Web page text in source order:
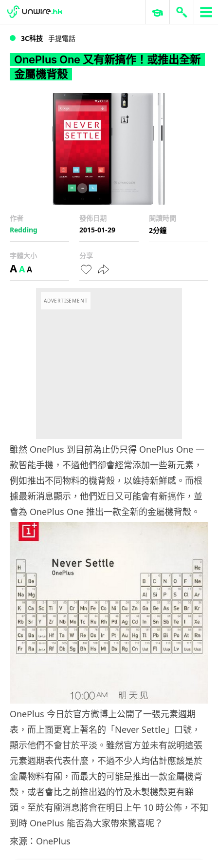
WWDC 2026 ERP 與商業 AI
3C科技 手提電話
OnePlus One 又有新搞作！或推出全新
金屬機背殼
作者
Redding
發佈日期
2015-01-29
閱讀時間
2分鐘
字體大小
AAA
分享
ADVERTISEMENT
雖然 OnePlus 到目前為止仍只得 OnePlus One 一
款智能手機，不過他們卻會經常添加一些新元素，
例如推出不同物料的機背殼，以維持新鮮感。而根
據最新消息顯示，他們近日又可能會有新搞作，並
會為 OnePlus One 推出一款全新的金屬機背殼。
OnePlus 今日於官方微博上公開了一張元素週期
表，而上面更寫上著名的「Never Settle」口號，
顯示他們不會甘於平淡。雖然官方並未有說明這張
元素週期表代表什麼，不過不少人均估計應該是於
金屬物料有關，而最大的可能是推出一款金屬機背
殼，或者會比之前推出過的竹及木製機殼更有睇
頭。至於有關消息將會在明日上午 10 時公佈，不知
到時 OnePlus 能否為大家帶來驚喜呢？
來源：OnePlus